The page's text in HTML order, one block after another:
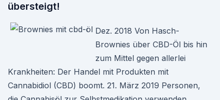
übersteigt!
Dez. 2018 Von Hasch-
Brownies über CBD-Öl bis hin
zum Mittel gegen allerlei
Krankheiten: Der Handel mit Produkten mit
Cannabidiol (CBD) boomt. 21. März 2019 Personen,